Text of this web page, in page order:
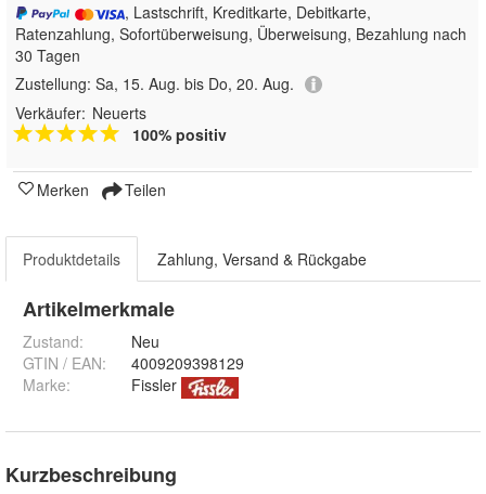
, Lastschrift, Kreditkarte, Debitkarte,
Ratenzahlung, Sofortüberweisung, Überweisung, Bezahlung nach
30 Tagen
Zustellung: Sa, 15. Aug. bis Do, 20. Aug.
Verkäufer: Neuerts
100% positiv
Merken Teilen
Produktdetails Zahlung, Versand & Rückgabe
Artikelmerkmale
Zustand:
Neu
GTIN / EAN:
4009209398129
Marke:
Fissler
Kurzbeschreibung